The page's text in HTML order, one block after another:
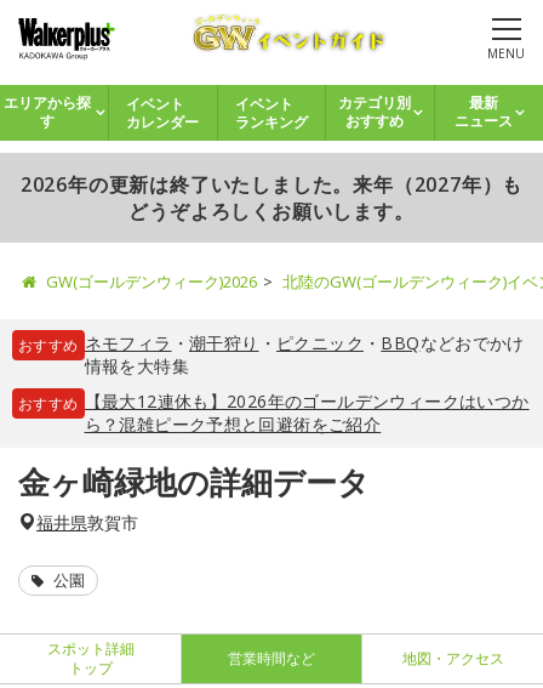
MENU
エリアから探
す
イベント
カレンダー
イベント
ランキング
カテゴリ別
おすすめ
最新
ニュース
2026年の更新は終了いたしました。来年（2027年）も
どうぞよろしくお願いします。
GW(ゴールデンウィーク)2026 北陸のGW(ゴールデンウィーク)イ
おすすめ ネモフィラ ・ 潮干狩り ・ ピクニック ・ BBQなどおでかけ
情報を大特集
おすすめ
【最大12連休も】2026年のゴールデンウィークはいつか
ら？混雑ピーク予想と回避術をご紹介
金ヶ崎緑地の詳細データ
福井県敦賀市
公園
スポット詳細
トップ
営業時間など 地図・アクセス